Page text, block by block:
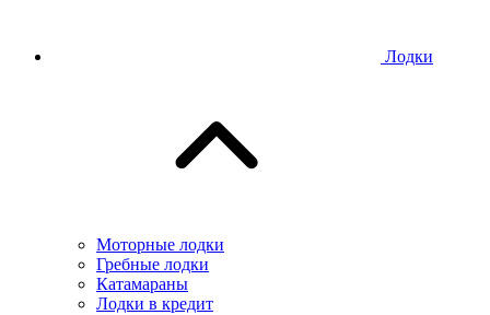
Лодки
Моторные лодки
Гребные лодки
Катамараны
Лодки в кредит